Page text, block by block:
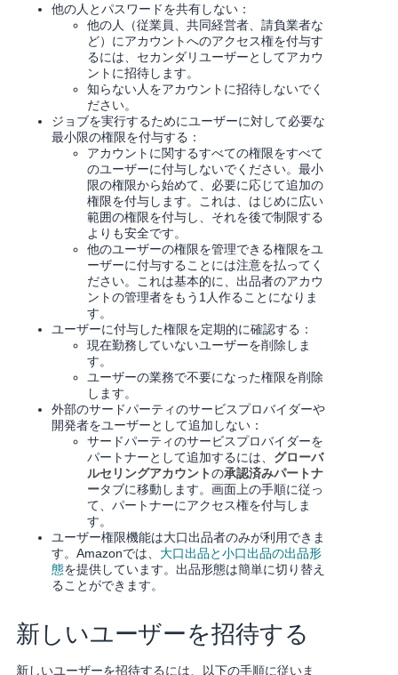
他の人とパスワードを共有しない：
他の人（従業員、共同経営者、請負業者な
ど）にアカウントへのアクセス権を付与す
るには、セカンダリユーザーとしてアカウ
ントに招待します。
知らない人をアカウントに招待しないでく
ださい。
ジョブを実行するためにユーザーに対して必要な
最小限の権限を付与する：
アカウントに関するすべての権限をすべて
のユーザーに付与しないでください。最小
限の権限から始めて、必要に応じて追加の
権限を付与します。これは、はじめに広い
範囲の権限を付与し、それを後で制限する
よりも安全です。
他のユーザーの権限を管理できる権限をユ
ーザーに付与することには注意を払ってく
ださい。これは基本的に、出品者のアカウ
ントの管理者をもう1人作ることになりま
す。
ユーザーに付与した権限を定期的に確認する：
現在勤務していないユーザーを削除しま
す。
ユーザーの業務で不要になった権限を削除
します。
外部のサードパーティのサービスプロバイダーや
開発者をユーザーとして追加しない：
サードパーティのサービスプロバイダーを
パートナーとして追加するには、 グローバ
ルセリングアカウントの承認済みパートナ
ータブに移動します。画面上の手順に従っ
て、パートナーにアクセス権を付与しま
す。
ユーザー権限機能は大口出品者のみが利用できま
す。Amazonでは、 大口出品と小口出品の出品形
態を提供しています。出品形態は簡単に切り替え
ることができます。
新しいユーザーを招待する
新しいユーザーを招待するには、以下の手順に従いま